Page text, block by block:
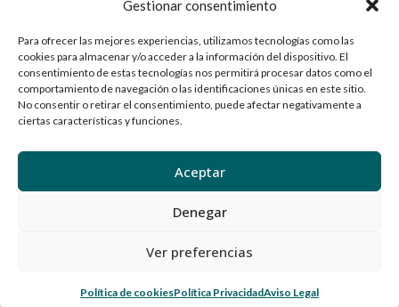
Gestionar consentimiento
Para ofrecer las mejores experiencias, utilizamos tecnologías como las
cookies para almacenar y/o acceder a la información del dispositivo. El
consentimiento de estas tecnologías nos permitirá procesar datos como el
comportamiento de navegación o las identificaciones únicas en este sitio.
No consentir o retirar el consentimiento, puede afectar negativamente a
ciertas características y funciones.
Aceptar
Denegar
Ver preferencias
Política de cookiesPolítica PrivacidadAviso Legal
Contacto
91 798 71 15
info@ellabrador.es